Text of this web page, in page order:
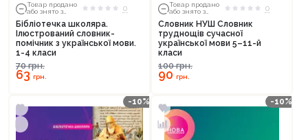
Товар продано
або знято з
тиражу
0
Бібліотечка школяра.
Ілюстрований словник-
помічник з української мови.
1-4 класи
70грн.
63грн.
Товар продано
або знято з
0
Словник НУШ Словник
труднощів сучасної
української мови 5–11-й
класи
100грн.
90 грн.
-10% -10%